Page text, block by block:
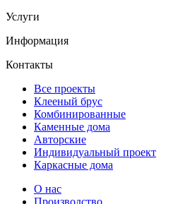
Услуги
Информация
Контакты
Все проекты
Клееный брус
Комбинированные
Каменные дома
Авторские
Индивидуальный проект
Каркасные дома
О нас